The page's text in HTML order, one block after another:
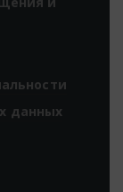
данных